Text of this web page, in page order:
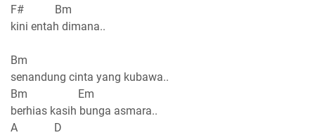
F# Bm
kini entah dimana..
Bm
senandung cinta yang kubawa..
Bm Em
berhias kasih bunga asmara..
A D